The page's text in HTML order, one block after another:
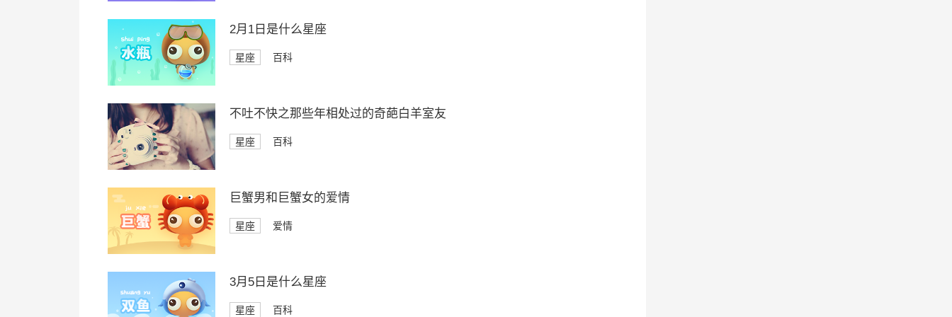
2月1日是什么星座
星座 百科
不吐不快之那些年相处过的奇葩白羊室友
星座 百科
巨蟹男和巨蟹女的爱情
星座 爱情
3月5日是什么星座
星座 百科